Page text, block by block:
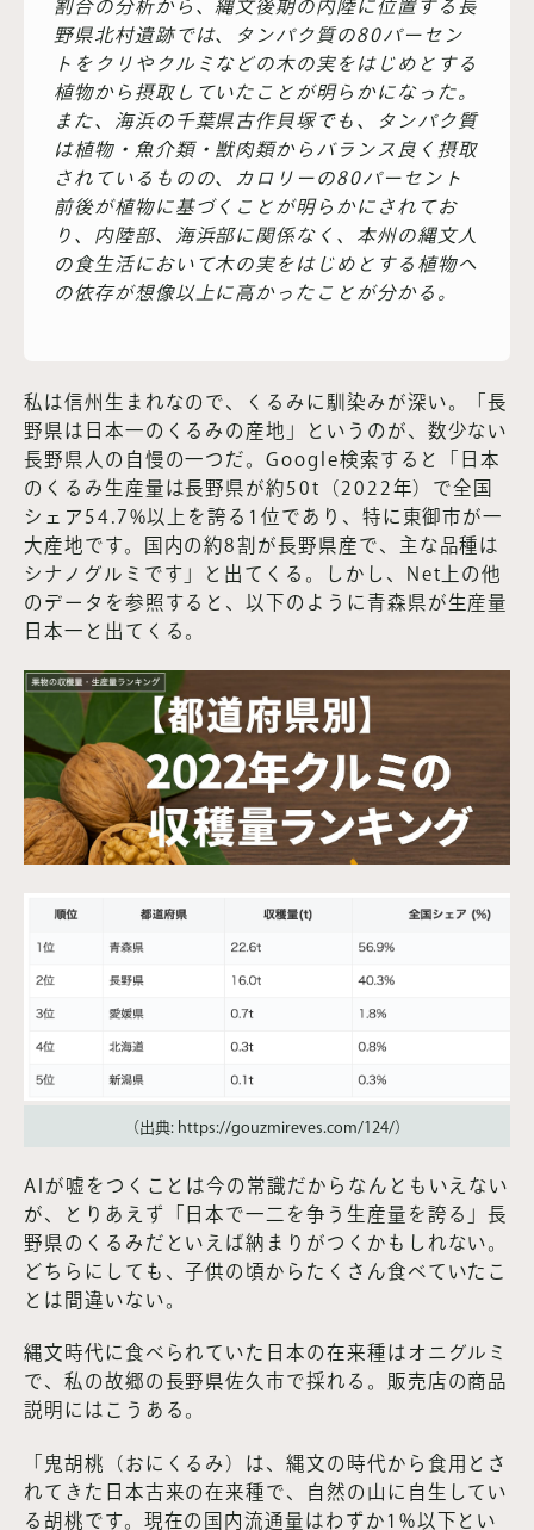
割合の分析から、縄文後期の内陸に位置する長
野県北村遺跡では、タンパク質の80パーセン
トをクリやクルミなどの木の実をはじめとする
植物から摂取していたことが明らかになった。
また、海浜の千葉県古作貝塚でも、タンパク質
は植物・魚介類・獣肉類からバランス良く摂取
されているものの、カロリーの80パーセント
前後が植物に基づくことが明らかにされてお
り、内陸部、海浜部に関係なく、本州の縄文人
の食生活において木の実をはじめとする植物へ
の依存が想像以上に高かったことが分かる。
私は信州生まれなので、くるみに馴染みが深い。「長
野県は日本一のくるみの産地」というのが、数少ない
長野県人の自慢の一つだ。Google検索すると「日本
のくるみ生産量は長野県が約50t（2022年）で全国
シェア54.7%以上を誇る1位であり、特に東御市が一
大産地です。国内の約8割が長野県産で、主な品種は
シナノグルミです」と出てくる。しかし、Net上の他
のデータを参照すると、以下のように青森県が生産量
日本一と出てくる。
（出典: https://gouzmireves.com/124/）
AIが嘘をつくことは今の常識だからなんともいえない
が、とりあえず「日本で一二を争う生産量を誇る」長
野県のくるみだといえば納まりがつくかもしれない。
どちらにしても、子供の頃からたくさん食べていたこ
とは間違いない。
縄文時代に食べられていた日本の在来種はオニグルミ
で、私の故郷の長野県佐久市で採れる。販売店の商品
説明にはこうある。
「鬼胡桃（おにくるみ）は、縄文の時代から食用とさ
れてきた日本古来の在来種で、自然の山に自生してい
る胡桃です。現在の国内流通量はわずか1%以下とい